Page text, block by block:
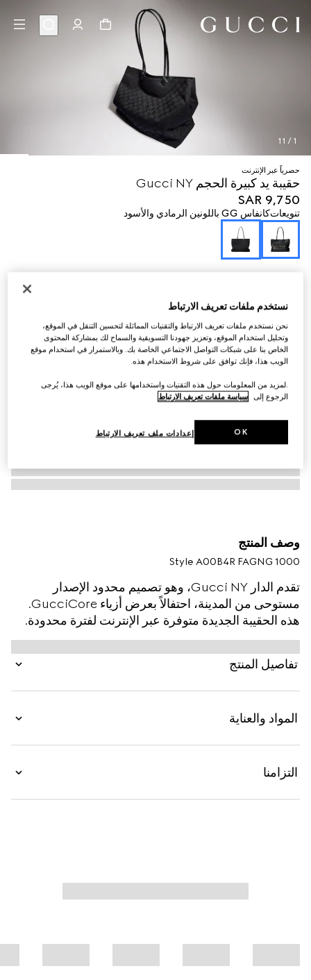
1
/
11
حصرياً عبر الإنترنت
حقيبة يد كبيرة الحجم Gucci NY
SAR 9,750
تنويعاتكانفاس GG باللونين الرمادي والأسود
وصف المنتج
Style ‎A00B4R FAGNG 1000
تقدم الدار Gucci NY، وهو تصميم محدود الإصدار
مستوحى من المدينة، احتفالاً بعرض أزياء GucciCore.
هذه الحقيبة الجديدة متوفرة عبر الإنترنت لفترة محدودة.
صُمم هذا الإصدار ليلائم الاستخدامات المتعددة، ويتميز ببنية
مُعززة بأزرار ضغط تكشف عن جيبين جانبيين في الداخل.
تفاصيل المنتج
المواد والعناية
التزامنا
نستخدم ملفات تعريف الارتباط
نحن نستخدم ملفات تعريف الارتباط والتقنيات المماثلة لتحسين التنقل في الموقع،
وتحليل استخدام الموقع، وتعزيز جهودنا التسويقية والسماح لك بمشاركة المحتوى
الخاص بنا على شبكات التواصل الاجتماعي الخاصة بك. وبالاستمرار في استخدام موقع
الويب هذا، فإنك توافق على شروط الاستخدام هذه.
.لمزيد من المعلومات حول هذه التقنيات واستخدامها على موقع الويب هذا، يُرجى
الرجوع إلى سياسة ملفات تعريف الارتباط
إعدادات ملف تعريف الارتباط OK